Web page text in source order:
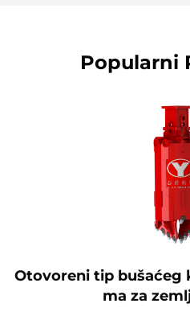
Popularni
Otovoreni tip bušaćeg
ma za